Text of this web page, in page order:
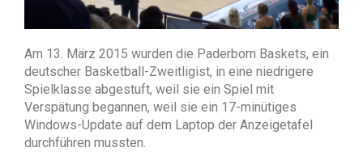
Am 13. März 2015 wurden die Paderborn Baskets, ein
deutscher Basketball-Zweitligist, in eine niedrigere
Spielklasse abgestuft, weil sie ein Spiel mit
Verspätung begannen, weil sie ein 17-minütiges
Windows-Update auf dem Laptop der Anzeigetafel
durchführen mussten.